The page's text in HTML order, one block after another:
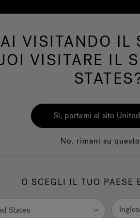
Swim Spa Bagno
Swim Spa
con il potere terapeutico delle
getti PowerPro® Swim Current sono
ad ampia portata che si
VISITANDO IL
VISITARE IL
Sì, portami al sito
No, rimani su
O SCEGLI IL TUO PAESE
States